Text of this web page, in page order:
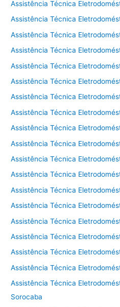
Assistência Técnica
Assistência Técnica
Assistência Técnica
Assistência Técnica
Assistência Técnica
Assistência Técnica
Assistência Técnica
Assistência Técnica
Assistência Técnica
Assistência Técnica
Assistência Técnica
Assistência Técnica
Assistência Técnica
Assistência Técnica
Assistência Técnica
Assistência Técnica
Assistência Técnica
Assistência Técnica
Assistência Técnica
Sorocaba